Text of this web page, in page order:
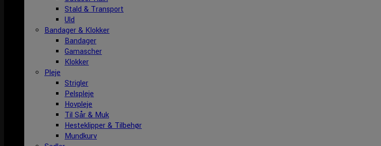
Stald & Transport
Uld
Bandager & Klokker
Bandager
Gamascher
Klokker
Pleje
Strigler
Pelspleje
Hovpleje
Til Sår & Muk
Hesteklipper & Tilbehør
Mundkurv